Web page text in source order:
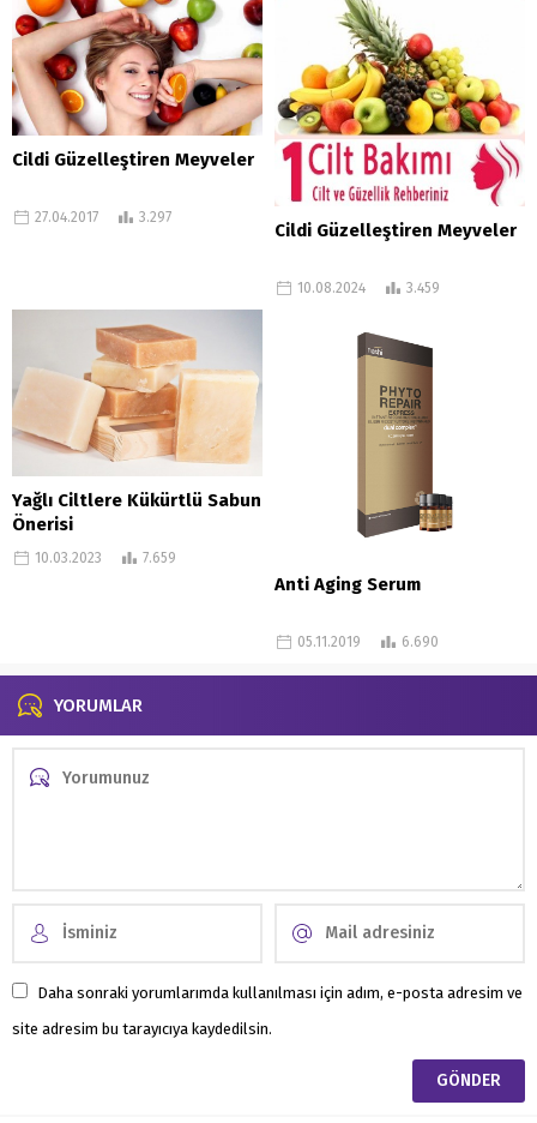
Cildi Güzelleştiren Meyveler
27.04.2017 3.297
Cildi Güzelleştiren Meyveler
10.08.2024 3.459
Yağlı Ciltlere Kükürtlü Sabun
Önerisi
10.03.2023 7.659
Anti Aging Serum
05.11.2019 6.690
YORUMLAR
Daha sonraki yorumlarımda kullanılması için adım, e-posta adresim ve
site adresim bu tarayıcıya kaydedilsin.